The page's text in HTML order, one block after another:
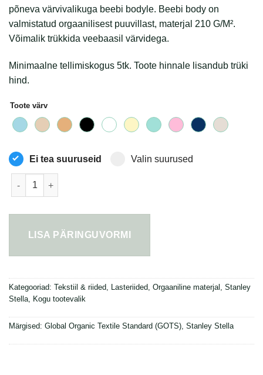
põneva värvivalikuga beebi bodyle. Beebi body on
valmistatud orgaanilisest puuvillast, materjal 210 G/M².
Võimalik trükkida veebaasil värvidega.
Minimaalne tellimiskogus 5tk. Toote hinnale lisandub trüki
hind.
Toote värv
Ei tea suuruseid Valin suurused
LISA PÄRINGUVORMI
Kategooriad: Tekstiil & riided, Lasteriided, Orgaaniline materjal , Stanley
Stella, Kogu tootevalik
Märgised: Global Organic Textile Standard (GOTS), Stanley Stella